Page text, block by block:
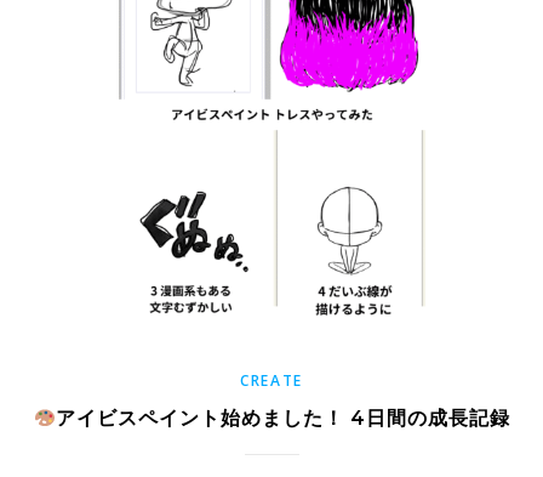
CREATE
アイビスペイント始めました！ 4日間の成長記録